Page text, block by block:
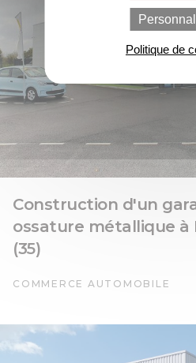
Construction d'un
ossature métallique à
(35)
COMMERCE AUTOMOBILE
Politique de